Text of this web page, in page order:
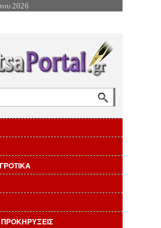
στην Πλοήγηση
2026
ΠΡΟΚΗΡΥΞΕΙΣ